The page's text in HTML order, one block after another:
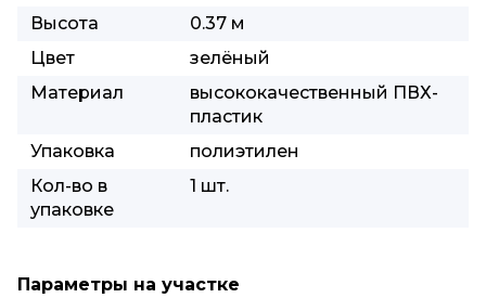
Высота
0.37 м
Цвет
зелёный
Материал
высококачественный ПВХ-
пластик
Упаковка
полиэтилен
Кол-во в
упаковке
1 шт.
Параметры на участке